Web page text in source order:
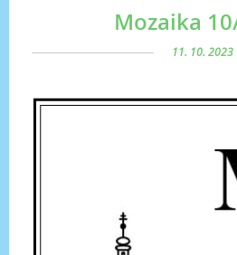
Mozaika
11. 10. 2023